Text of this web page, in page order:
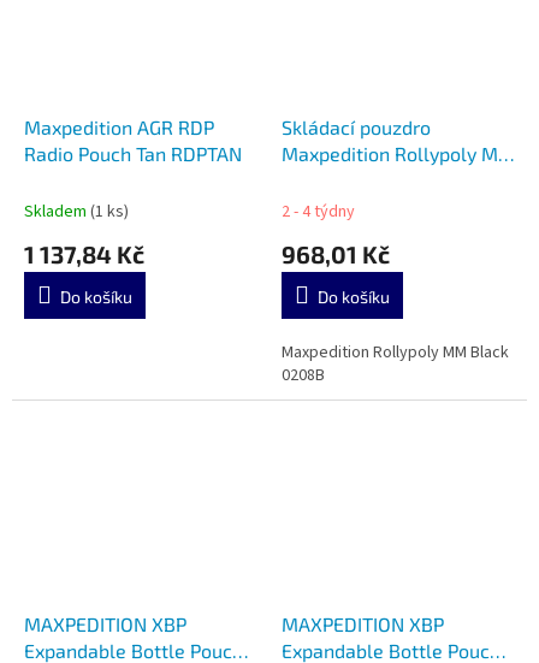
Maxpedition AGR RDP
Radio Pouch Tan RDPTAN
Skladem (1 ks)
1 137,84 Kč
Do košíku
Skládací pouzdro
Maxpedition Rollypoly MM
2 - 4 týdny
968,01 Kč
Do košíku
Maxpedition Rollypoly MM Black
0208B
MAXPEDITION XBP
Expandable Bottle Pouch
MAXPEDITION XBP
Expandable Bottle Pouch